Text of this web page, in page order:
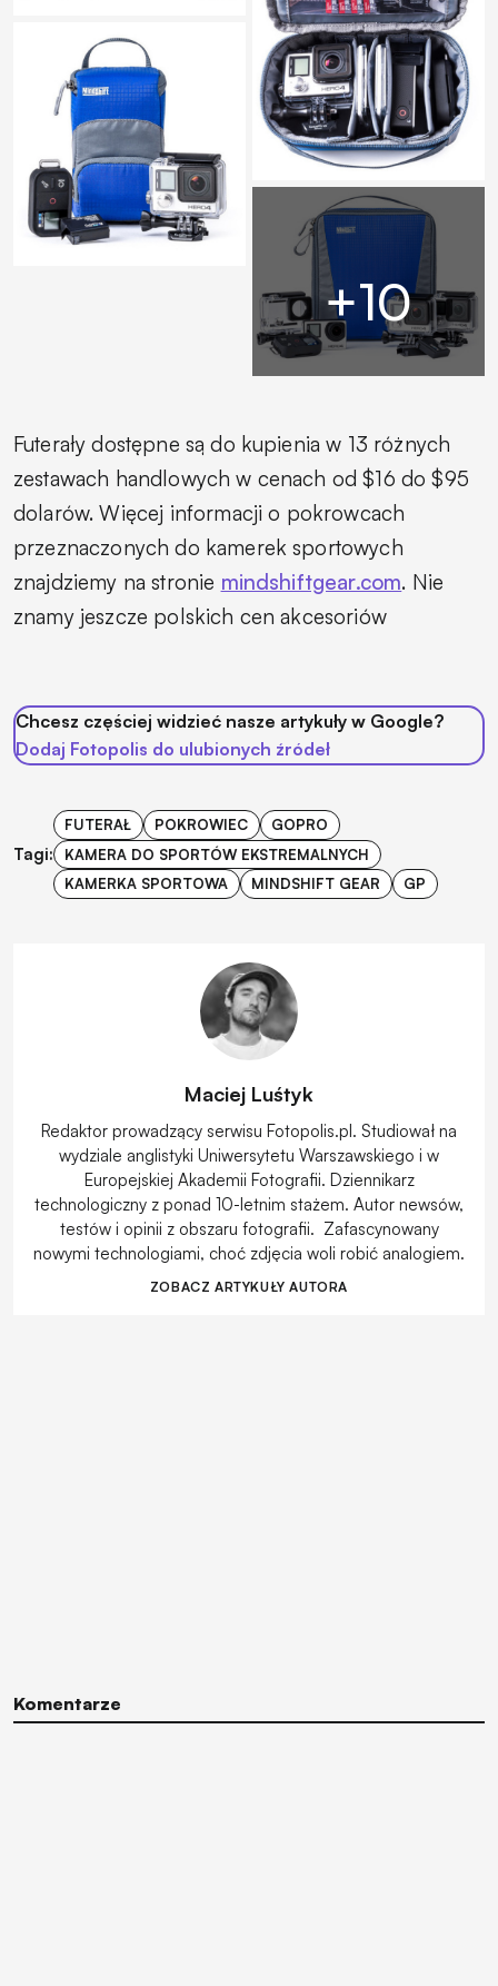
Futerały dostępne są do kupienia w 13 różnych
zestawach handlowych w cenach od $16 do $95
dolarów. Więcej informacji o pokrowcach
przeznaczonych do kamerek sportowych
znajdziemy na stronie mindshiftgear.com. Nie
znamy jeszcze polskich cen akcesoriów
Chcesz częściej widzieć nasze artykuły w Google?
Dodaj Fotopolis do ulubionych źródeł
Tagi:
FUTERAŁ POKROWIEC
GOPRO
KAMERA DO SPORTÓW EKSTREMALNYCH
KAMERKA SPORTOWA
MINDSHIFT GEAR GP
Maciej Luśtyk
Redaktor prowadzący serwisu Fotopolis.pl. Studiował na
wydziale anglistyki Uniwersytetu Warszawskiego i w
Europejskiej Akademii Fotografii. Dziennikarz
technologiczny z ponad 10-letnim stażem. Autor newsów,
testów i opinii z obszaru fotografii. Zafascynowany
nowymi technologiami, choć zdjęcia woli robić analogiem.
ZOBACZ ARTYKUŁY AUTORA
Komentarze